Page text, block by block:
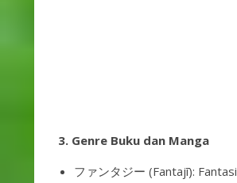
3. Genre Buku dan Manga
ファンタジー (Fantajī): Fantasi